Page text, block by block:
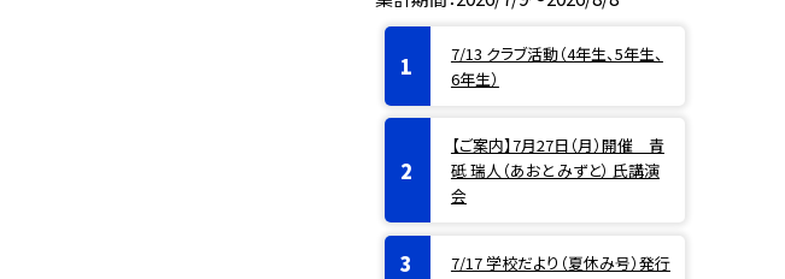
7/13 クラブ活動（4年生、5年生、
6年生）
【ご案内】7月27日（月）開催 青
砥 瑞人（あおと みずと） 氏講演
会
7/17 学校だより（夏休み号）発行